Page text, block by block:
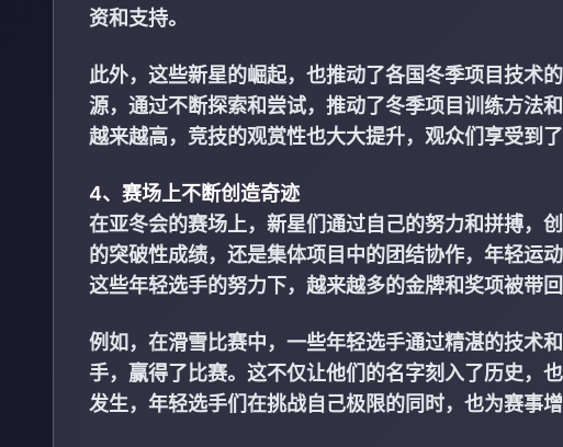
资和支持。
此外，这些新星的崛起，也推动了各国冬季项目技术
源，通过不断探索和尝试，推动了冬季项目训练方法
越来越高，竞技的观赏性也大大提升，观众们享受到了
4、赛场上不断创造奇迹
在亚冬会的赛场上，新星们通过自己的努力和拼搏，
的突破性成绩，还是集体项目中的团结协作，年轻运
这些年轻选手的努力下，越来越多的金牌和奖项被带
例如，在滑雪比赛中，一些年轻选手通过精湛的技术
手，赢得了比赛。这不仅让他们的名字刻入了历史，
发生，年轻选手们在挑战自己极限的同时，也为赛事